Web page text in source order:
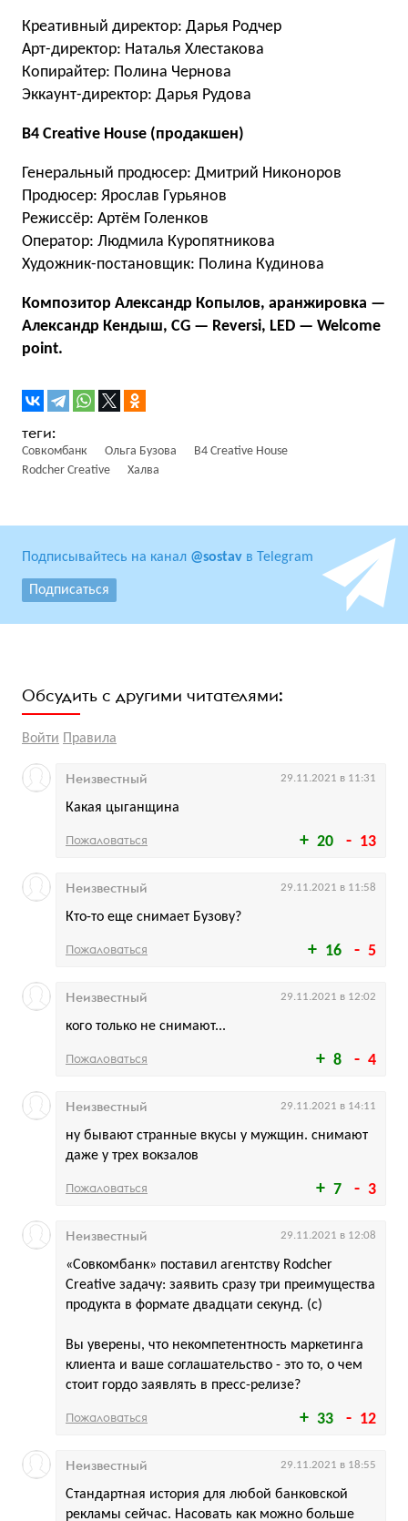
Креативный директор: Дарья Родчер
Арт-директор: Наталья Хлестакова
Копирайтер: Полина Чернова
Эккаунт-директор: Дарья Рудова
B4 Creative House (продакшен)
Генеральный продюсер: Дмитрий Никоноров
Продюсер: Ярослав Гурьянов
Режиссёр: Артём Голенков
Оператор: Людмила Куропятникова
Художник-постановщик: Полина Кудинова
Композитор Александр Копылов, аранжировка —
Александр Кендыш, CG — Reversi, LED — Welcome
point.
Совкомбанк Ольга Бузова
B4 Creative House
Rodcher Creative
Халва
Подписывайтесь на канал @sostav в Telegram
Подписаться
Обсудить с другими читателями:
Войти Правила
20 13
Какая цыганщина
Неизвестный 29.11.2021 в 11:31
Пожаловаться
16 5
Кто-то еще снимает Бузову?
Неизвестный 29.11.2021 в 11:58
Пожаловаться
8 4
кого только не снимают...
Неизвестный 29.11.2021 в 12:02
Пожаловаться
7 3
ну бывают странные вкусы у мужщин. снимают
даже у трех вокзалов
Неизвестный 29.11.2021 в 14:11
Пожаловаться
33 12
«Совкомбанк» поставил агентству Rodcher
Creative задачу: заявить сразу три преимущества
продукта в формате двадцати секунд. (с)
Вы уверены, что некомпетентность маркетинга
клиента и ваше соглашательство - это то, о чем
стоит гордо заявлять в пресс-релизе?
Неизвестный 29.11.2021 в 12:08
Пожаловаться
Стандартная история для любой банковской
рекламы сейчас. Насовать как можно больше
Неизвестный 29.11.2021 в 18:55